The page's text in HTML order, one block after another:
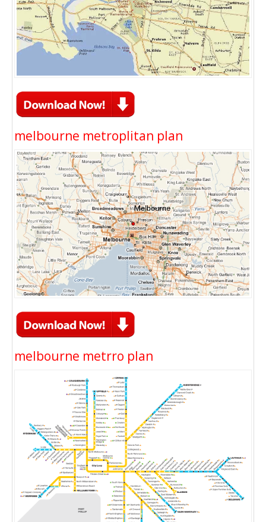
melbourne metroplitan plan
melbourne metrro plan